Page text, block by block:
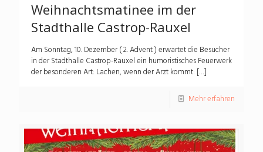
Weihnachtsmatinee im der
Stadthalle Castrop-Rauxel
Am Sonntag, 10. Dezember ( 2. Advent ) erwartet die Besucher
in der Stadthalle Castrop-Rauxel ein humoristisches Feuerwerk
der besonderen Art: Lachen, wenn der Arzt kommt: […]
Mehr erfahren